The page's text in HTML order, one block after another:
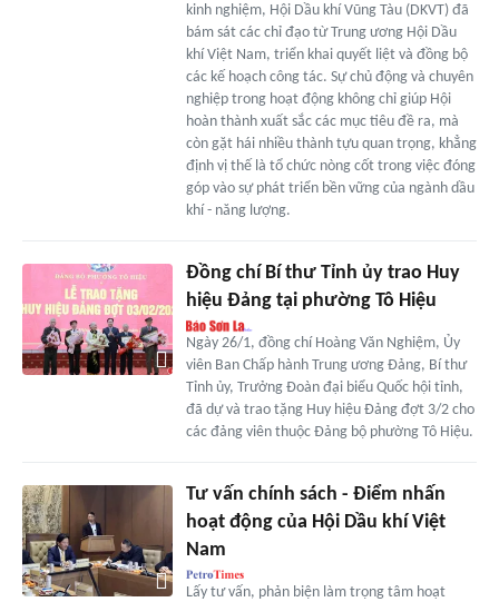
kinh nghiệm, Hội Dầu khí Vũng Tàu (DKVT) đã
bám sát các chỉ đạo từ Trung ương Hội Dầu
khí Việt Nam, triển khai quyết liệt và đồng bộ
các kế hoạch công tác. Sự chủ động và chuyên
nghiệp trong hoạt động không chỉ giúp Hội
hoàn thành xuất sắc các mục tiêu đề ra, mà
còn gặt hái nhiều thành tựu quan trọng, khẳng
định vị thế là tổ chức nòng cốt trong việc đóng
góp vào sự phát triển bền vững của ngành dầu
khí - năng lượng.
Đồng chí Bí thư Tỉnh ủy trao Huy
hiệu Đảng tại phường Tô Hiệu
Ngày 26/1, đồng chí Hoàng Văn Nghiệm, Ủy
viên Ban Chấp hành Trung ương Đảng, Bí thư
Tỉnh ủy, Trưởng Đoàn đại biểu Quốc hội tỉnh,
đã dự và trao tặng Huy hiệu Đảng đợt 3/2 cho
các đảng viên thuộc Đảng bộ phường Tô Hiệu.
Tư vấn chính sách - Điểm nhấn
hoạt động của Hội Dầu khí Việt
Nam
Lấy tư vấn, phản biện làm trọng tâm hoạt